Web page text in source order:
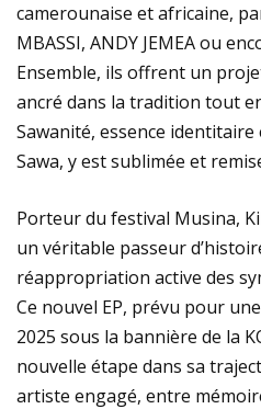
camerounaise et africaine,
MBASSI, ANDY JEMEA ou
Ensemble, ils offrent un
ancré dans la tradition tout
Sawanité, essence
Sawa, y est sublimée et
Porteur du festival Musina,
un véritable passeur
réappropriation active des
Ce nouvel EP, prévu pour
2025 sous la bannière de la
nouvelle étape dans sa
artiste engagé, entre